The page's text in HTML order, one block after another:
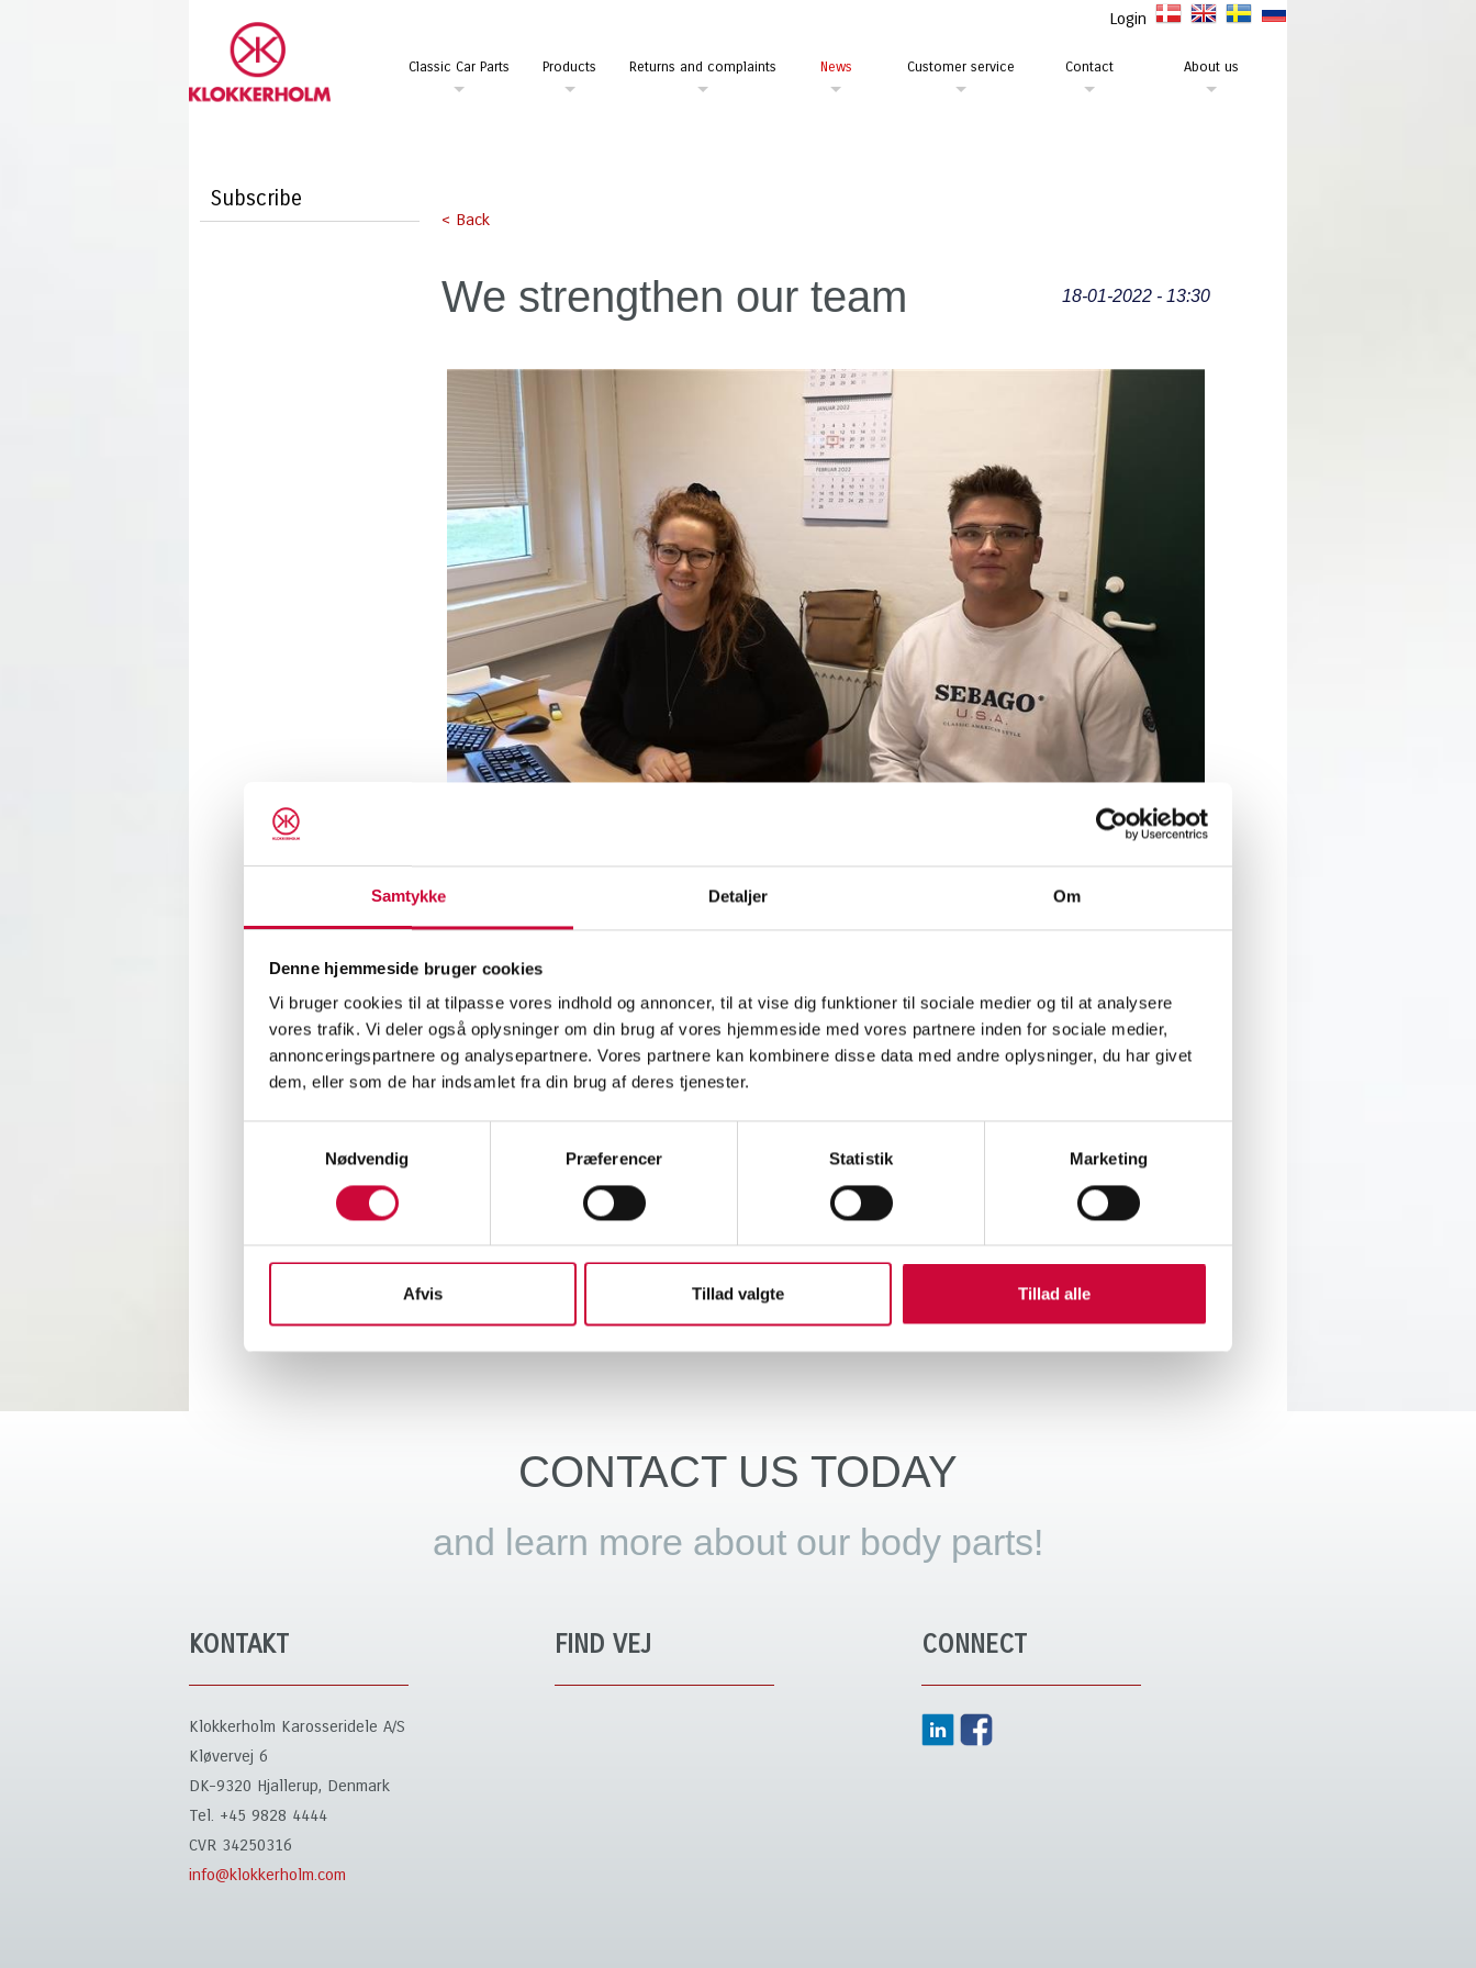
Samtykke Detaljer Om
Denne hjemmeside bruger cookies
Vi bruger cookies til at tilpasse vores indhold og annoncer, til at vise dig funktioner til sociale medier og til at analysere
vores trafik. Vi deler også oplysninger om din brug af vores hjemmeside med vores partnere inden for sociale medier,
annonceringspartnere og analysepartnere. Vores partnere kan kombinere disse data med andre oplysninger, du har givet
dem, eller som de har indsamlet fra din brug af deres tjenester.
Nødvendig
Præferencer Statistik Marketing
Afvis Tillad valgte Tillad alle
Login
Classic Car Parts Products Returns and complaints News Customer service Contact About us
Subscribe
< Back
We strengthen our team 18-01-2022 - 13:30
At Klokkerholm Karosseridele, we have strengthened our team with two new employees!
Please welcome Magnus Nürnberg Bæk and Anne Jessen, who have started as product assistant and
Magnus has a trade education specializing in auto, and he has most recently worked with spare parts
sales.
Anne has a background in our own warehouse, where she is a trained warehouse and logistics operator.
closely with the rest of the team at Klokkerholm.
< Back
CONTACT US TODAY
and learn more about our body parts!
KONTAKT
Klokkerholm Karosseridele A/S
Kløvervej 6
DK-9320 Hjallerup, Denmark
Tel. +45 9828 4444
CVR 34250316
info@klokkerholm.com
FIND VEJ CONNECT